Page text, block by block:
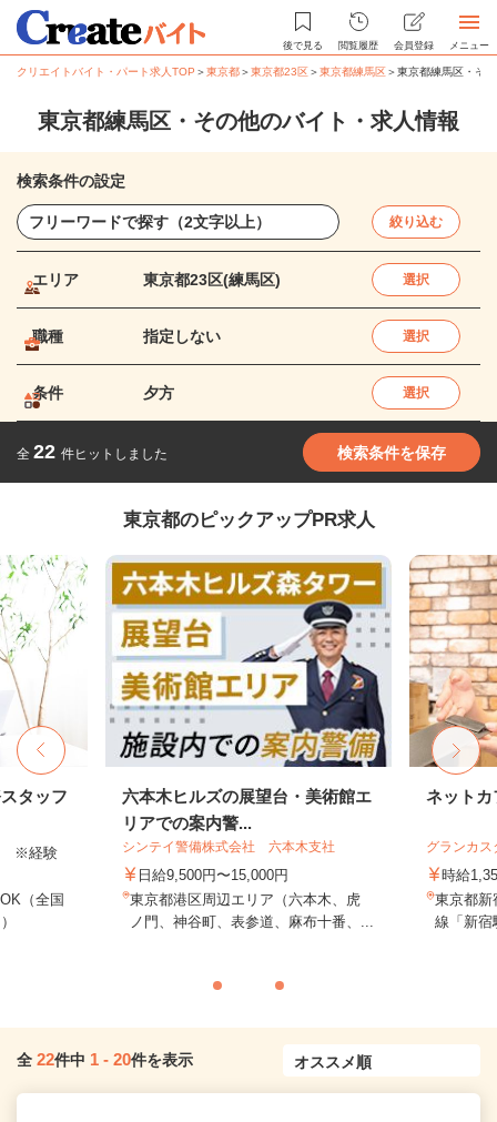
後で見る 閲覧履歴 会員登録 メニュー
クリエイトバイト・パート求人TOP ＞東京都＞東京都23区＞東京都練馬区＞東京都練馬区・そ
東京都練馬区・その他のバイト・求人情報
検索条件の設定
絞り込む
エリア 東京都23区(練馬区) 選択
職種 指定しない 選択
条件 夕方 選択
全 22 件ヒットしました 検索条件を保存
東京都のピックアップPR求人
タッフ
※経験
（全国
六本木ヒルズの展望台・美術館エ
リアでの案内警...
シンテイ警備株式会社 六本木支社
日給9,500円〜15,000円
東京都港区周辺エリア（六本木、虎
ノ門、神谷町、表参道、麻布十番、...
ネットカ
グランカ
時給
東京都新
線「新宿
全 22件中 1 - 20件を表示